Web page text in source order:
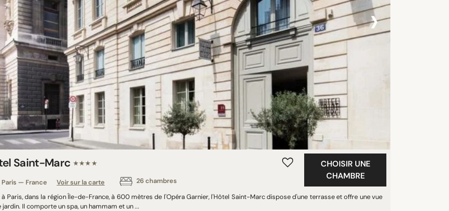
›
Saint-Marc ★★★★
Paris — France Voir sur la carte 26 chambres
CHOISIR UNE
CHAMBRE
à Paris, dans la région Île-de-France, à 600 mètres de l'Opéra Garnier, l'Hôtel Saint-Marc dispose d'une terrasse et offre une vue
jardin. Il comporte un spa, un hammam et un ...